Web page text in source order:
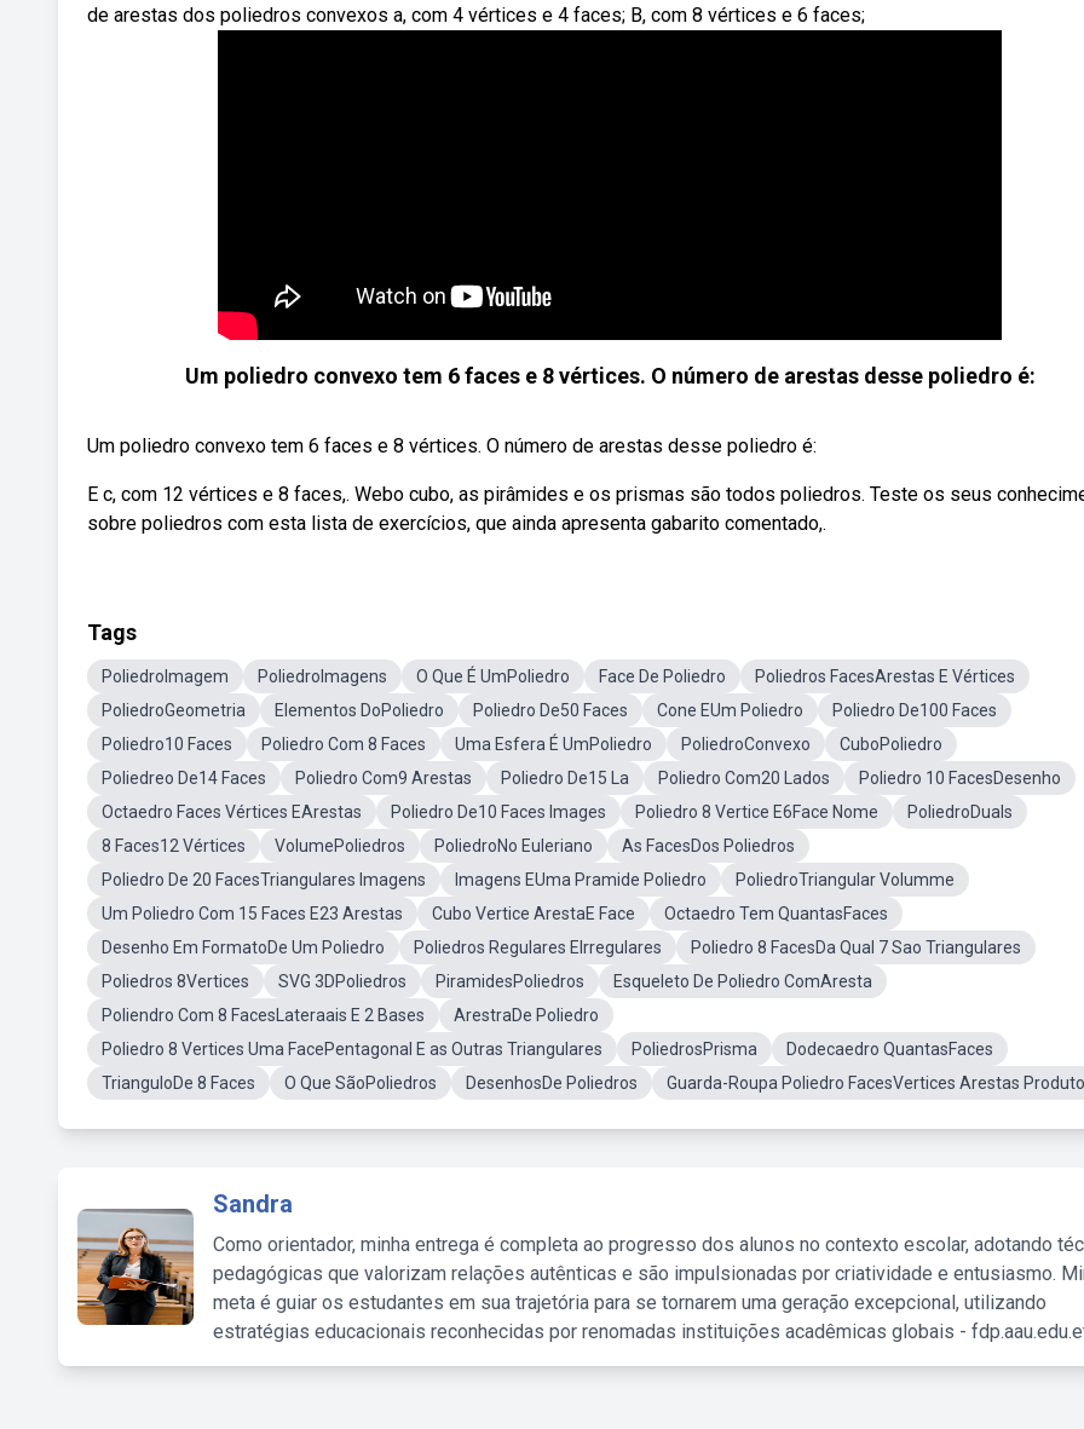
de arestas dos poliedros convexos a, com 4 vértices e 4 faces; B, com 8 vértices e 6 faces;
Um poliedro convexo tem 6 faces e 8 vértices. O número de arestas desse poliedro é:
Um poliedro convexo tem 6 faces e 8 vértices. O número de arestas desse poliedro é:
E c, com 12 vértices e 8 faces,. Webo cubo, as pirâmides e os prismas são todos poliedros. Teste os seus
sobre poliedros com esta lista de exercícios, que ainda apresenta gabarito comentado,.
Tags
PoliedroImagem PoliedroImagens O Que É UmPoliedro Face De Poliedro
Poliedros FacesArestas E Vértices
PoliedroGeometria
Elementos DoPoliedro Poliedro De50 Faces Cone EUm Poliedro
Poliedro De100 Faces
Poliedro10 Faces
Poliedro Com 8 Faces Uma Esfera É UmPoliedro PoliedroConvexo
CuboPoliedro
Poliedreo De14 Faces
Poliedro Com9 Arestas Poliedro De15 La Poliedro Com20 Lados
Poliedro 10 FacesDesenho
Octaedro Faces Vértices EArestas
Poliedro De10 Faces Images Poliedro 8 Vertice E6Face Nome
PoliedroDuals
8 Faces12 Vértices
VolumePoliedros PoliedroNo Euleriano
As FacesDos Poliedros
Poliedro De 20 FacesTriangulares Imagens
Imagens EUma Pramide Poliedro
PoliedroTriangular Volumme
Um Poliedro Com 15 Faces E23 Arestas
Cubo Vertice ArestaE Face
Octaedro Tem QuantasFaces
Desenho Em FormatoDe Um Poliedro
Poliedros Regulares EIrregulares
Poliedro 8 FacesDa Qual 7 Sao Triangulares
Poliedros 8Vertices
SVG 3DPoliedros PiramidesPoliedros
Esqueleto De Poliedro ComAresta
Poliendro Com 8 FacesLateraais E 2 Bases
ArestraDe Poliedro
Poliedro 8 Vertices Uma FacePentagonal E as Outras Triangulares
PoliedrosPrisma
Dodecaedro QuantasFaces
TrianguloDe 8 Faces
O Que SãoPoliedros DesenhosDe Poliedros Guarda-Roupa Poliedro FacesVertices Arestas Produto
Sandra
Como orientador, minha entrega é completa ao progresso dos alunos no contexto escolar, adotando
pedagógicas que valorizam relações autênticas e são impulsionadas por criatividade e entusiasmo.
meta é guiar os estudantes em sua trajetória para se tornarem uma geração excepcional, utilizando
estratégias educacionais reconhecidas por renomadas instituições acadêmicas globais -